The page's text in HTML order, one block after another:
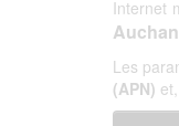
Internet
Les
(APN)